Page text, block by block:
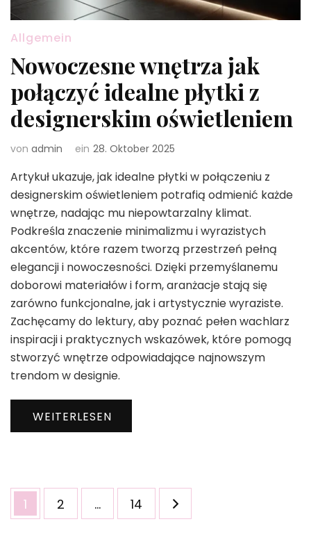
Allgemein
Nowoczesne wnętrza jak
połączyć idealne płytki z
designerskim oświetleniem
von admin ein 28. Oktober 2025
Artykuł ukazuje, jak idealne płytki w połączeniu z
designerskim oświetleniem potrafią odmienić każde
wnętrze, nadając mu niepowtarzalny klimat.
Podkreśla znaczenie minimalizmu i wyrazistych
akcentów, które razem tworzą przestrzeń pełną
elegancji i nowoczesności. Dzięki przemyślanemu
doborowi materiałów i form, aranżacje stają się
zarówno funkcjonalne, jak i artystycznie wyraziste.
Zachęcamy do lektury, aby poznać pełen wachlarz
inspiracji i praktycznych wskazówek, które pomogą
stworzyć wnętrze odpowiadające najnowszym
trendom w designie.
WEITERLESEN
Seitennummerierung
der
Seite
1 Seite
2 … Seite
14